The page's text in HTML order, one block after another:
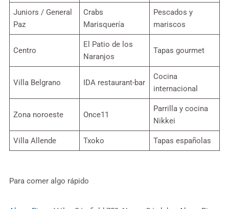
Juniors / General
Paz
Crabs
Marisquería
Pescados y
mariscos
Centro
El Patio de los
Naranjos
Tapas gourmet
Villa Belgrano IDA restaurant-bar
Cocina
internacional
Zona noroeste Once11
Parrilla y cocina
Nikkei
Villa Allende Txoko Tapas españolas
Para comer algo rápido